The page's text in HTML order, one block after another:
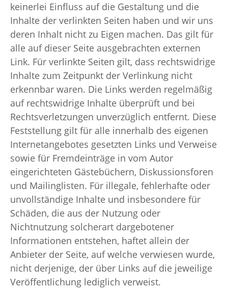
keinerlei Einfluss auf die Gestaltung und die
Inhalte der verlinkten Seiten haben und wir uns
deren Inhalt nicht zu Eigen machen. Das gilt für
alle auf dieser Seite ausgebrachten externen
Link. Für verlinkte Seiten gilt, dass rechtswidrige
Inhalte zum Zeitpunkt der Verlinkung nicht
erkennbar waren. Die Links werden regelmäßig
auf rechtswidrige Inhalte überprüft und bei
Rechtsverletzungen unverzüglich entfernt. Diese
Feststellung gilt für alle innerhalb des eigenen
Internetangebotes gesetzten Links und Verweise
sowie für Fremdeinträge in vom Autor
eingerichteten Gästebüchern, Diskussionsforen
und Mailinglisten. Für illegale, fehlerhafte oder
unvollständige Inhalte und insbesondere für
Schäden, die aus der Nutzung oder
Nichtnutzung solcherart dargebotener
Informationen entstehen, haftet allein der
Anbieter der Seite, auf welche verwiesen wurde,
nicht derjenige, der über Links auf die jeweilige
Veröffentlichung lediglich verweist.